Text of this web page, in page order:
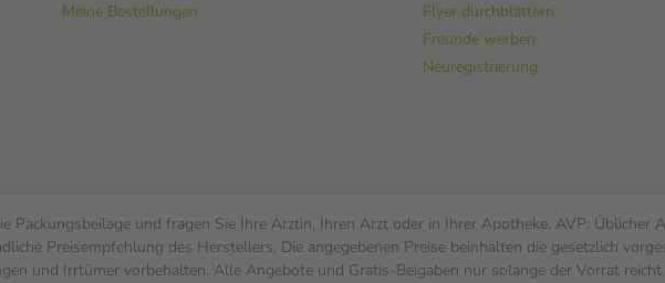
Meine Bestellungen
Flyer durchblättern
Freunde werben
Neuregistrierung
Packungsbeilage und fragen Sie Ihre Ärztin, Ihren Arzt oder in Ihrer Apotheke. AVP: Üblicher
Preisempfehlung des Herstellers. Die angegebenen Preise beinhalten die gesetzlich
und Irrtümer vorbehalten. Alle Angebote und Gratis-Beigaben nur solange der Vorrat reicht.